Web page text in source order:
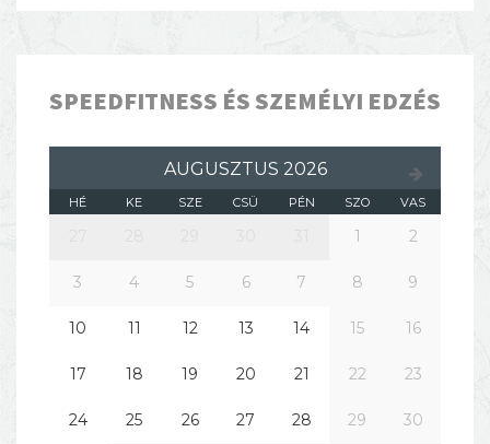
SPEEDFITNESS ÉS SZEMÉLYI EDZÉS
AUGUSZTUS 2026
HÉ KE SZE CSÜ PÉN SZO VAS
1 2
3 4 5 6 7 8 9
10 11 12 13 14 15 16
17 18 19 20 21 22 23
24 25 26 27 28 29 30